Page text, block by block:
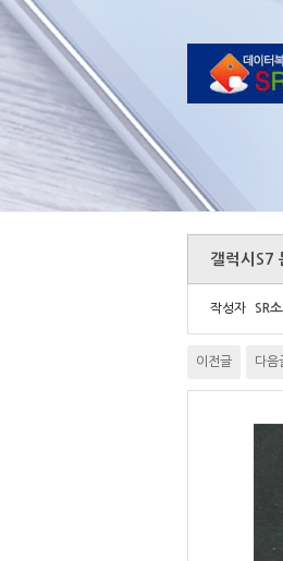
갤럭시S7
작성자 SR
이전글 다음